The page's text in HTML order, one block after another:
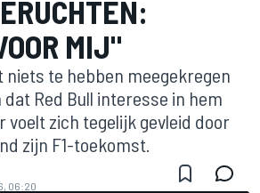
MIJ"
niets te hebben meegekregen
Red Bull interesse in hem
voelt zich tegelijk gevleid door
zijn F1-toekomst.
06:20